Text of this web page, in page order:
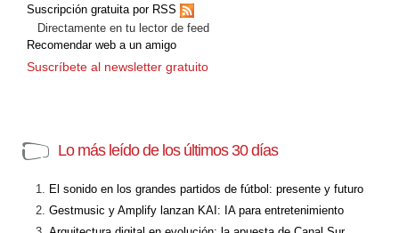
Suscripción gratuita por RSS
Directamente en tu lector de feed
Recomendar web a un amigo
Suscríbete al newsletter gratuito
Lo más leído de los últimos 30 días
El sonido en los grandes partidos de fútbol: presente y futuro
Gestmusic y Amplify lanzan KAI: IA para entretenimiento